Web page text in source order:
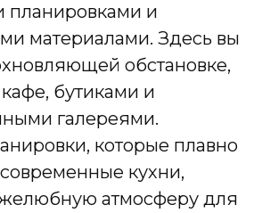
планировками и
материалами. Здесь вы
обстановке,
бутиками и
галереями.
которые плавно
кухни,
атмосферу для